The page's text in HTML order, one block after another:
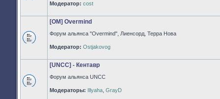
Нет
непрочитанных
Модератор: cost
Нет
непрочитанных
[OM] Overmind
Форум альянса "Overmind", Лиенсорд, Терра Нова
Модератор: Ostjakovog
Нет
непрочитанных
[UNCC] - Кентавр
Форум альянса UNCC
Модераторы: Illyaha GrayD